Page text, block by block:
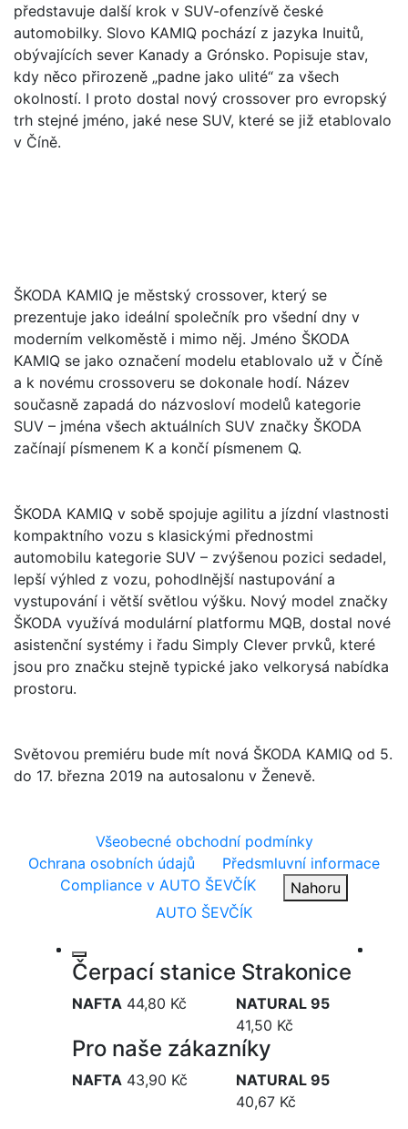
představuje další krok v SUV-ofenzívě české
automobilky. Slovo KAMIQ pochází z jazyka Inuitů,
obývajících sever Kanady a Grónsko. Popisuje stav,
kdy něco přirozeně „padne jako ulité“ za všech
okolností. I proto dostal nový crossover pro evropský
trh stejné jméno, jaké nese SUV, které se již etablovalo
v Číně.
ŠKODA KAMIQ je městský crossover, který se
prezentuje jako ideální společník pro všední dny v
moderním velkoměstě i mimo něj. Jméno ŠKODA
KAMIQ se jako označení modelu etablovalo už v Číně
a k novému crossoveru se dokonale hodí. Název
současně zapadá do názvosloví modelů kategorie
SUV – jména všech aktuálních SUV značky ŠKODA
začínají písmenem K a končí písmenem Q.
ŠKODA KAMIQ v sobě spojuje agilitu a jízdní vlastnosti
kompaktního vozu s klasickými přednostmi
automobilu kategorie SUV – zvýšenou pozici sedadel,
lepší výhled z vozu, pohodlnější nastupování a
vystupování i větší světlou výšku. Nový model značky
ŠKODA využívá modulární platformu MQB, dostal nové
asistenční systémy i řadu Simply Clever prvků, které
jsou pro značku stejně typické jako velkorysá nabídka
prostoru.
Světovou premiéru bude mít nová ŠKODA KAMIQ od 5.
do 17. března 2019 na autosalonu v Ženevě.
Všeobecné obchodní podmínky
Ochrana osobních údajů
Předsmluvní informace
Compliance v AUTO ŠEVČÍK
Nahoru
AUTO ŠEVČÍK
Čerpací stanice Strakonice
NAFTA 44,80 Kč
NATURAL 95
41,50 Kč
Pro naše zákazníky
NAFTA 43,90 Kč
NATURAL 95
40,67 Kč